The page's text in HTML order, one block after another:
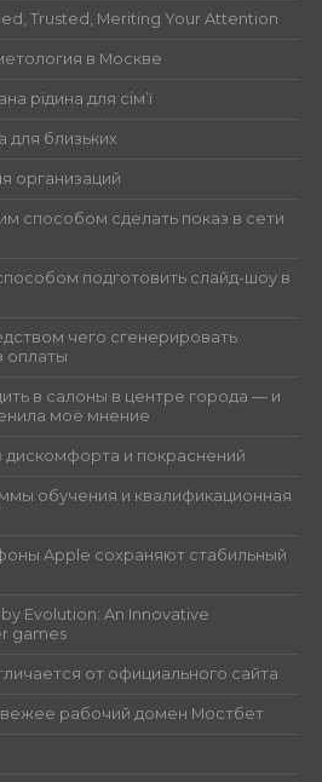
Trusted, Meriting Your Attention
в Москве
рідина для сім’ї
для близьких
организаций
способом сделать показ в сети
подготовить слайд-шоу в
чего сгенерировать
оплаты
в салоны в центре города — и
моё мнение
и покраснений
обучения и квалификационная
Apple сохраняют стабильный
Evolution: An Innovative
games
от официального сайта
рабочий домен Мостбет